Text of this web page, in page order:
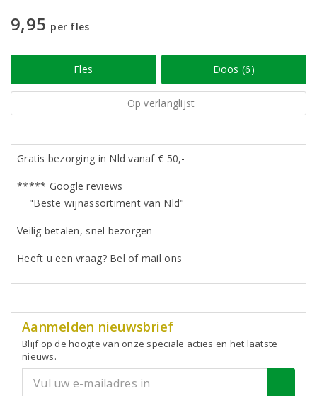
9,95 per fles
Fles Doos (6)
Op verlanglijst
Gratis bezorging in Nld vanaf € 50,-
***** Google reviews
"Beste wijnassortiment van Nld"
Veilig betalen, snel bezorgen
Heeft u een vraag? Bel of mail ons
Aanmelden nieuwsbrief
Blijf op de hoogte van onze speciale acties en het laatste
nieuws.